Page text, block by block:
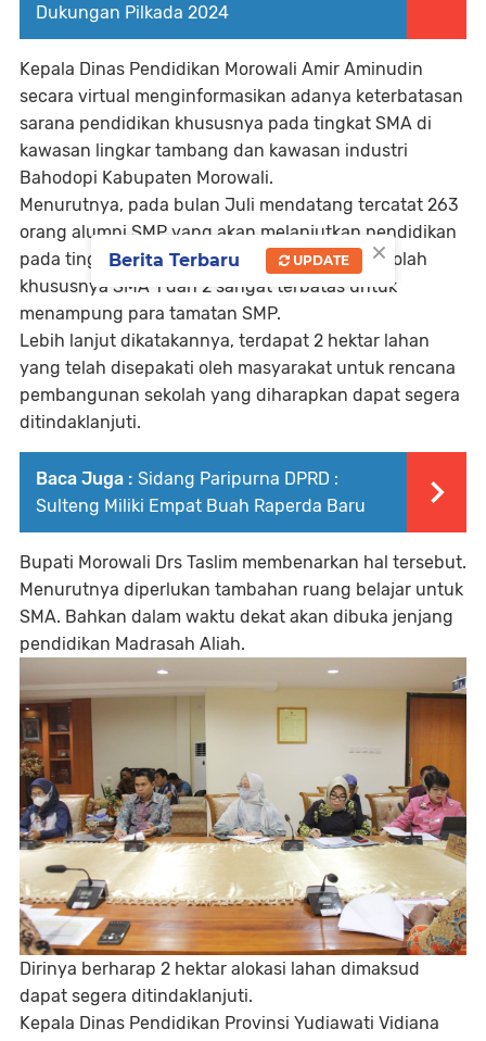
Dukungan Pilkada 2024
Kepala Dinas Pendidikan Morowali Amir Aminudin
secara virtual menginformasikan adanya keterbatasan
sarana pendidikan khususnya pada tingkat SMA di
kawasan lingkar tambang dan kawasan industri
Bahodopi Kabupaten Morowali.
Menurutnya, pada bulan Juli mendatang tercatat 263
orang alumni SMP yang akan melanjutkan pendidikan
pada tingkatan SMA, sementara kapasitas sekolah
khususnya SMA 1 dan 2 sangat terbatas untuk
menampung para tamatan SMP.
Lebih lanjut dikatakannya, terdapat 2 hektar lahan
yang telah disepakati oleh masyarakat untuk rencana
pembangunan sekolah yang diharapkan dapat segera
ditindaklanjuti.
Baca Juga : Sidang Paripurna DPRD :
Sulteng Miliki Empat Buah Raperda Baru
Bupati Morowali Drs Taslim membenarkan hal tersebut.
Menurutnya diperlukan tambahan ruang belajar untuk
SMA. Bahkan dalam waktu dekat akan dibuka jenjang
pendidikan Madrasah Aliah.
Dirinya berharap 2 hektar alokasi lahan dimaksud
dapat segera ditindaklanjuti.
Kepala Dinas Pendidikan Provinsi Yudiawati Vidiana
×
Berita Terbaru UPDATE